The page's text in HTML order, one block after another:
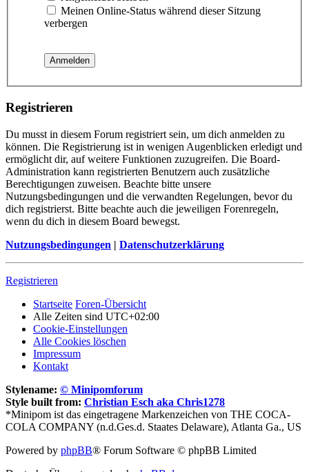
Meinen Online-Status während dieser Sitzung
verbergen
Registrieren
Du musst in diesem Forum registriert sein, um dich anmelden zu
können. Die Registrierung ist in wenigen Augenblicken erledigt und
ermöglicht dir, auf weitere Funktionen zuzugreifen. Die Board-
Administration kann registrierten Benutzern auch zusätzliche
Berechtigungen zuweisen. Beachte bitte unsere
Nutzungsbedingungen und die verwandten Regelungen, bevor du
dich registrierst. Bitte beachte auch die jeweiligen Forenregeln,
wenn du dich in diesem Board bewegst.
Nutzungsbedingungen | Datenschutzerklärung
Registrieren
Startseite Foren-Übersicht
Alle Zeiten sind UTC+02:00
Cookie-Einstellungen
Alle Cookies löschen
Impressum
Kontakt
Stylename: © Minipomforum
Style built from: Christian Esch aka Chris1278
*Minipom ist das eingetragene Markenzeichen von THE COCA-
COLA COMPANY (n.d.Ges.d. Staates Delaware), Atlanta Ga., US
Powered by phpBB® Forum Software © phpBB Limited